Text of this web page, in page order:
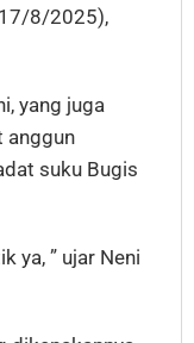
8/2025),
yang juga
anggun
suku Bugis
ya, ” ujar Neni